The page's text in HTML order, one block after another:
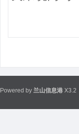
Powered by 兰山信息港 X3.2